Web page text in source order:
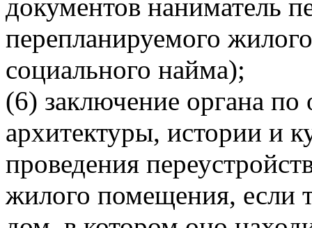
документов наниматель
перепланируемого
социального найма);
(6) заключение органа по
архитектуры, истории и
проведения
жилого помещения, если